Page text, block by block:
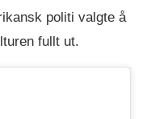
politi valgte å
fullt ut.